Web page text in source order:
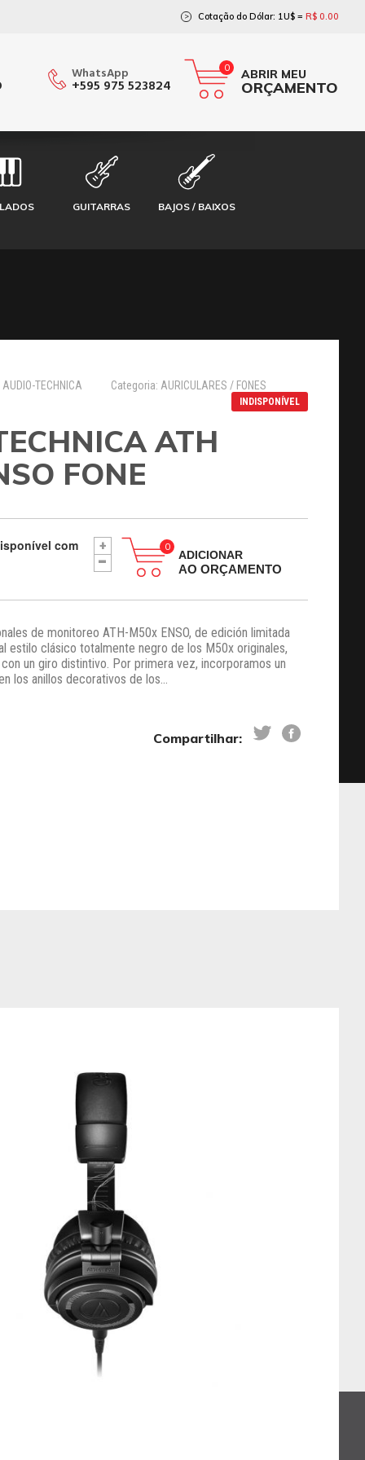
> Cotação do Dólar: 1U$ = R$ 0.00
WhatsApp
+595 975 523824
0 ABRIR MEU
ORÇAMENTO
GUITARRAS BAJOS / BAIXOS
TECHNICA Categoria: AURICULARES / FONES
INDISPONÍVEL
ATH
FONE
com
+
- ADICIONAR
AO ORÇAMENTO
de monitoreo ATH-M50x ENSO, de edición limitada
estilo clásico totalmente negro de los M50x originales,
un giro distintivo. Por primera vez, incorporamos un
los anillos decorativos de los...
Compartilhar: